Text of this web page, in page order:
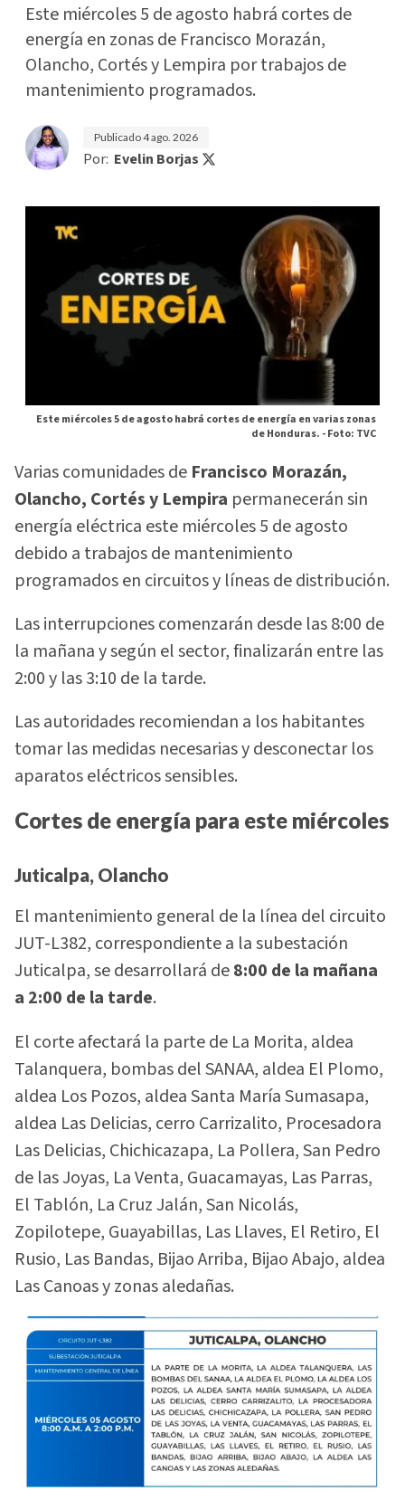
Este miércoles 5 de agosto habrá cortes de
energía en zonas de Francisco Morazán,
Olancho, Cortés y Lempira por trabajos de
mantenimiento programados.
Publicado4 ago. 2026
Por: Evelin Borjas
Este miércoles 5 de agosto habrá cortes de energía en varias zonas
de Honduras. -Foto: TVC
Varias comunidades de Francisco Morazán,
Olancho, Cortés y Lempira permanecerán sin
energía eléctrica este miércoles 5 de agosto
debido a trabajos de mantenimiento
programados en circuitos y líneas de distribución.
Las interrupciones comenzarán desde las 8:00 de
la mañana y según el sector, finalizarán entre las
2:00 y las 3:10 de la tarde.
Las autoridades recomiendan a los habitantes
tomar las medidas necesarias y desconectar los
aparatos eléctricos sensibles.
Cortes de energía para este miércoles
Juticalpa, Olancho
El mantenimiento general de la línea del circuito
JUT-L382, correspondiente a la subestación
Juticalpa, se desarrollará de8:00 de la mañana
a 2:00 de la tarde.
El corte afectará la parte de La Morita, aldea
Talanquera, bombas del SANAA, aldea El Plomo,
aldea Los Pozos, aldea Santa María Sumasapa,
aldea Las Delicias, cerro Carrizalito, Procesadora
Las Delicias, Chichicazapa, La Pollera, San Pedro
de las Joyas, La Venta, Guacamayas, Las Parras,
El Tablón, La Cruz Jalán, San Nicolás,
Zopilotepe, Guayabillas, Las Llaves, El Retiro, El
Rusio, Las Bandas, Bijao Arriba, Bijao Abajo, aldea
Las Canoas y zonas aledañas.